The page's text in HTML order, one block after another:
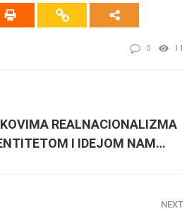
0 11
REALNACIONALIZMA
I IDEJOM NAM…
NEXT